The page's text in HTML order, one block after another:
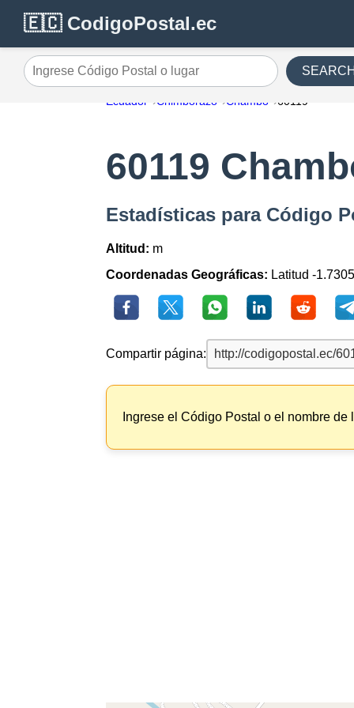
🇪🇨 CodigoPostal.ec
Ingrese Código Postal o lugar
Ecuador Chimborazo Chambo 60119
60119
Estadísticas para Código
Altitud: m
Coordenadas Geográficas: Latitud -
Compartir página:
Ingrese el Código Postal o el nombre